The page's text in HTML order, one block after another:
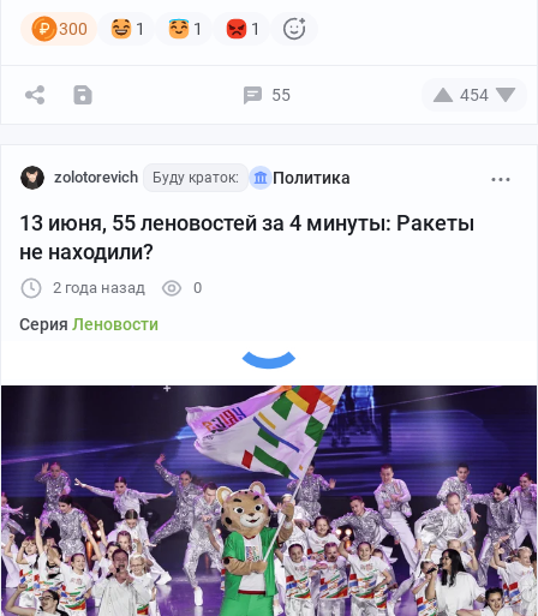
300 1 1 1
55 454
zolotorevich Буду краток: Политика
13 июня, 55 леновостей за 4 минуты: Ракеты
не находили?
2 года назад 0
Серия Леновости